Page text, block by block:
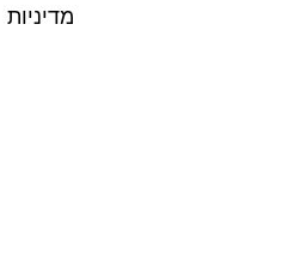
מדיניות